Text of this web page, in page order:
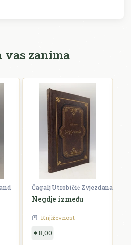
vas zanima
Čagalj Utrobičić Zvjezdana
Negdje između
Književnost
€ 8,00